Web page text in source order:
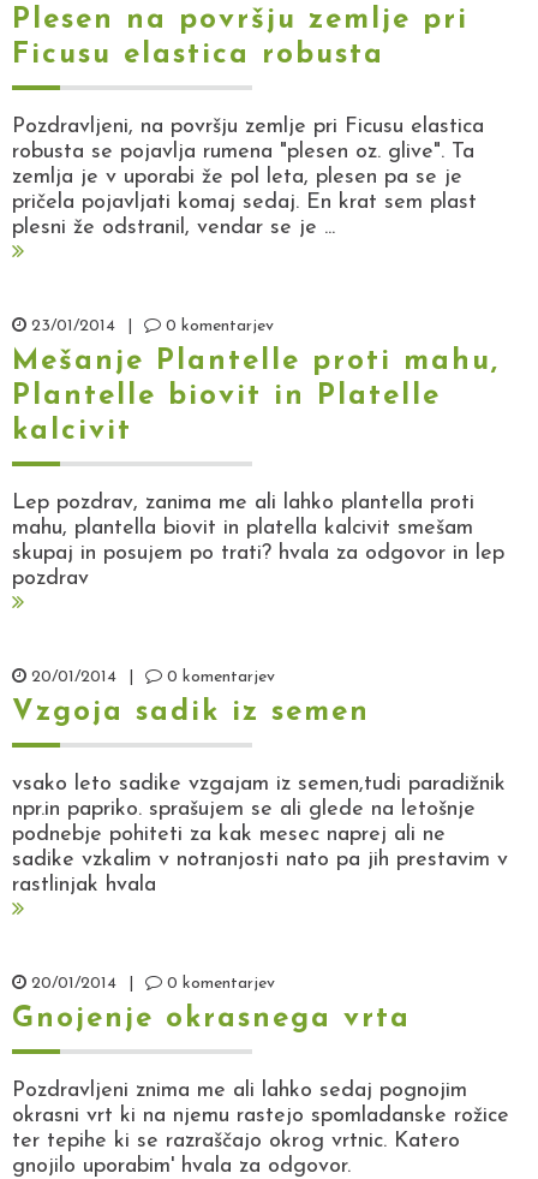
Plesen na površju zemlje pri
Ficusu elastica robusta
Pozdravljeni, na površju zemlje pri Ficusu elastica
robusta se pojavlja rumena "plesen oz. glive". Ta
zemlja je v uporabi že pol leta, plesen pa se je
pričela pojavljati komaj sedaj. En krat sem plast
plesni že odstranil, vendar se je ...
23/01/2014 0 komentarjev
Mešanje Plantelle proti mahu,
Plantelle biovit in Platelle
kalcivit
Lep pozdrav, zanima me ali lahko plantella proti
mahu, plantella biovit in platella kalcivit smešam
skupaj in posujem po trati? hvala za odgovor in lep
pozdrav
20/01/2014 0 komentarjev
Vzgoja sadik iz semen
vsako leto sadike vzgajam iz semen,tudi paradižnik
npr.in papriko. sprašujem se ali glede na letošnje
podnebje pohiteti za kak mesec naprej ali ne
sadike vzkalim v notranjosti nato pa jih prestavim v
rastlinjak hvala
20/01/2014 0 komentarjev
Gnojenje okrasnega vrta
Pozdravljeni znima me ali lahko sedaj pognojim
okrasni vrt ki na njemu rastejo spomladanske rožice
ter tepihe ki se razraščajo okrog vrtnic. Katero
gnojilo uporabim' hvala za odgovor.